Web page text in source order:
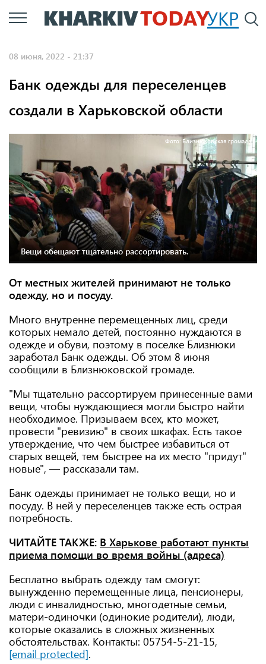
Перейти
к
УКР
08 июня, 2022 - 21:37
Банк одежды для переселенцев
создали в Харьковской области
Фото: Близнюковская громада
Вещи обещают тщательно рассортировать.
От местных жителей принимают не только
одежду, но и посуду.
Много внутренне перемещенных лиц, среди
которых немало детей, постоянно нуждаются в
одежде и обуви, поэтому в поселке Близнюки
заработал Банк одежды. Об этом 8 июня
сообщили в Близнюковской громаде.
"Мы тщательно рассортируем принесенные вами
вещи, чтобы нуждающиеся могли быстро найти
необходимое. Призываем всех, кто может,
провести "ревизию" в своих шкафах. Есть такое
утверждение, что чем быстрее избавиться от
старых вещей, тем быстрее на их место "придут"
новые", — рассказали там.
Банк одежды принимает не только вещи, но и
посуду. В ней у переселенцев также есть острая
потребность.
ЧИТАЙТЕ ТАКЖЕ: В Харькове работают пункты
приема помощи во время войны (адреса)
Бесплатно выбрать одежду там смогут:
вынужденно перемещенные лица, пенсионеры,
люди с инвалидностью, многодетные семьи,
матери-одиночки (одинокие родители), люди,
которые оказались в сложных жизненных
обстоятельствах. Контакты: 05754-5-21-15,
[email protected].